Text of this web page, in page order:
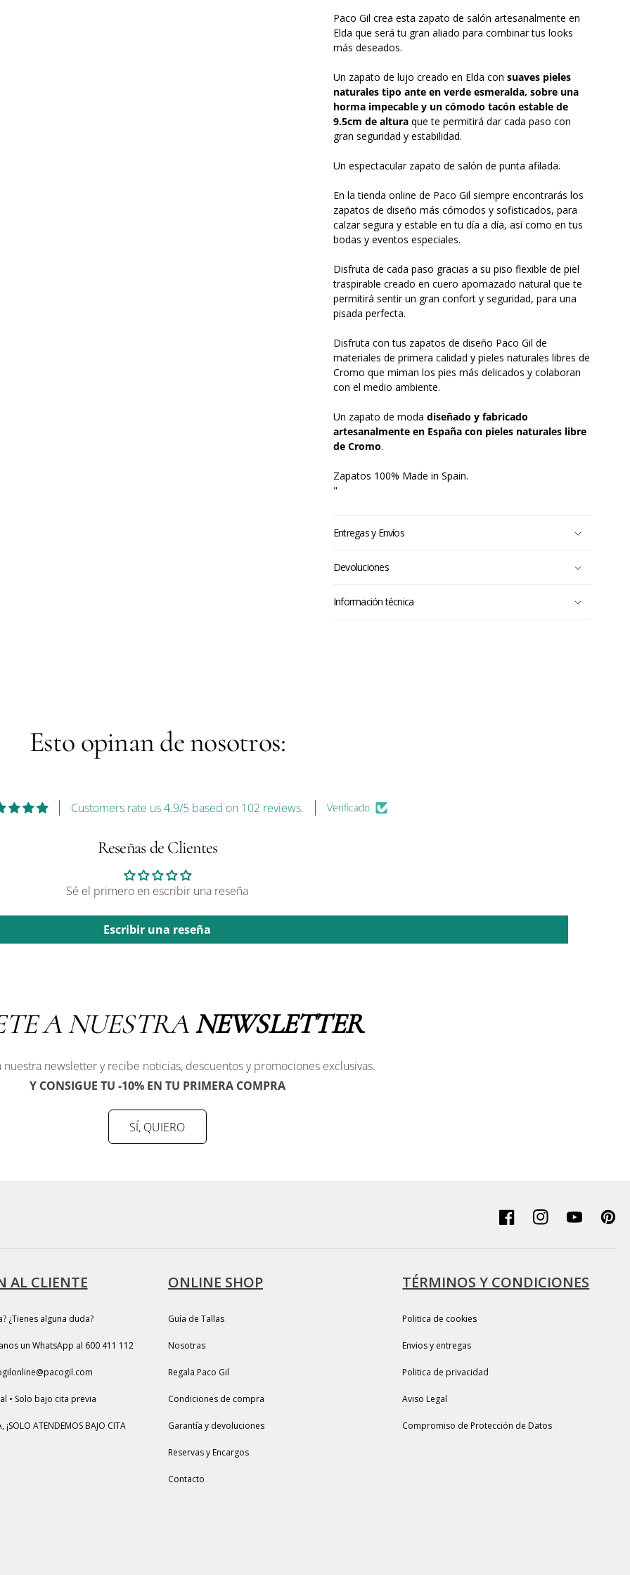
Paco Gil crea esta zapato de salón artesanalmente en
Elda que será tu gran aliado para combinar tus looks
más deseados.
Un zapato de lujo creado en Elda con suaves pieles
naturales tipo ante en verde esmeralda, sobre una
horma impecable y un cómodo tacón estable de
9.5cm de alturaque te permitirá dar cada paso con
gran seguridad y estabilidad.
Un espectacular zapato de salón de punta afilada.
En la tienda online de Paco Gil siempre encontrarás los
zapatos de diseño más cómodos y sofisticados, para
calzar segura y estable en tu día a día, así como en tus
bodas y eventos especiales.
Disfruta de cada paso gracias a su piso flexible de piel
traspirable creado en cuero apomazado natural que te
permitirá sentir un gran confort y seguridad, para una
pisada perfecta.
Disfruta con tus zapatos de diseño Paco Gil de
materiales de primera calidad y pieles naturales libres de
Cromo que miman los pies más delicados y colaboran
con el medio ambiente.
Un zapato de moda diseñado y fabricado
artesanalmente en España con pieles naturales libre
de Cromo.
Zapatos 100% Made in Spain.
"
Entregas y Envíos
Devoluciones
Información técnica
Esto opinan de nosotros:
Customers rate us 4.9/5 based on 102 reviews. Verificado
Reseñas de Clientes
Sé el primero en escribir una reseña
Escribir una reseña
A NUESTRANEWSLETTER
nuestra newsletter y recibe noticias, descuentos y promociones exclusivas.
Y CONSIGUE TU -10% EN TU PRIMERA COMPRA
SÍ, QUIERO
FacebookInstagramYouTube
AL CLIENTE
¿Tienes alguna duda?
un WhatsApp al 600 411 112
• Solo bajo cita previa
¡SOLO ATENDEMOS BAJO CITA
ONLINE SHOP
Guía de Tallas
Nosotras
Regala Paco Gil
Condiciones de compra
Garantía y devoluciones
Reservas y Encargos
Contacto
TÉRMINOS Y CONDICIONES
Politica de cookies
Envios y entregas
Politica de privacidad
Aviso Legal
Compromiso de Protección de Datos